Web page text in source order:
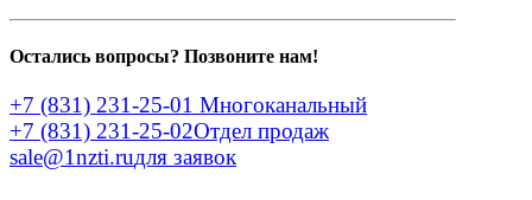
Остались вопросы? Позвоните нам!
+7 (831) 231-25-01 Многоканальный
+7 (831) 231-25-02Отдел продаж
sale@1nzti.ruдля заявок